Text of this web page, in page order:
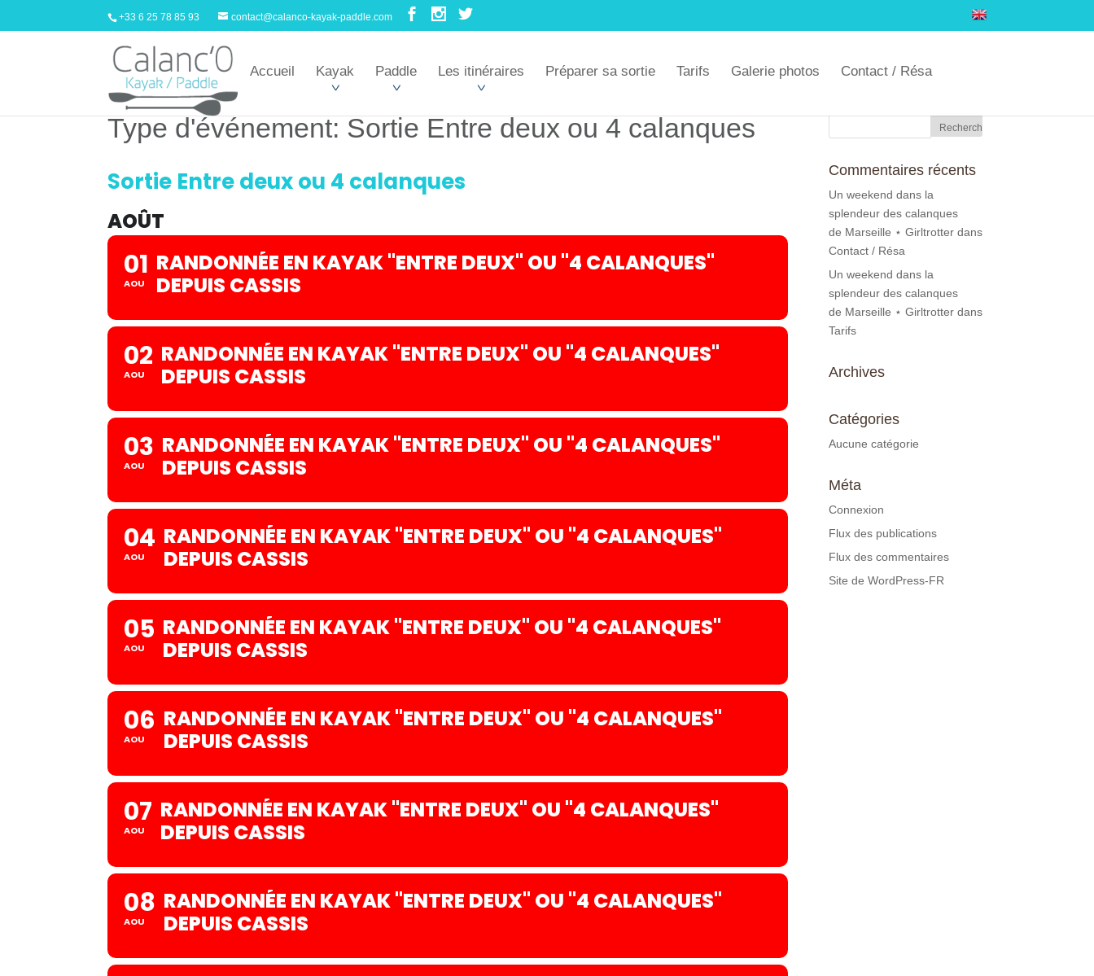
+33 6 25 78 85 93 contact@calanco-kayak-paddle.com
Accueil Kayak Paddle Les itinéraires Préparer sa sortie Tarifs Galerie photos Contact / Résa
Type d'événement: Sortie Entre deux ou 4 calanques
Sortie Entre deux ou 4 calanques
AOÛT
01
AOU
RANDONNÉE EN KAYAK "ENTRE DEUX" OU "4 CALANQUES"
DEPUIS CASSIS
02
AOU
RANDONNÉE EN KAYAK "ENTRE DEUX" OU "4 CALANQUES"
DEPUIS CASSIS
03
AOU
RANDONNÉE EN KAYAK "ENTRE DEUX" OU "4 CALANQUES"
DEPUIS CASSIS
04
AOU
RANDONNÉE EN KAYAK "ENTRE DEUX" OU "4 CALANQUES"
DEPUIS CASSIS
05
AOU
RANDONNÉE EN KAYAK "ENTRE DEUX" OU "4 CALANQUES"
DEPUIS CASSIS
06
AOU
RANDONNÉE EN KAYAK "ENTRE DEUX" OU "4 CALANQUES"
DEPUIS CASSIS
07
AOU
RANDONNÉE EN KAYAK "ENTRE DEUX" OU "4 CALANQUES"
DEPUIS CASSIS
08
AOU
RANDONNÉE EN KAYAK "ENTRE DEUX" OU "4 CALANQUES"
DEPUIS CASSIS
Commentaires récents
Un weekend dans la
splendeur des calanques
de Marseille ⋆ Girltrotter dans
Contact / Résa
Un weekend dans la
splendeur des calanques
de Marseille ⋆ Girltrotter dans
Tarifs
Archives
Catégories
Aucune catégorie
Méta
Connexion
Flux des publications
Flux des commentaires
Site de WordPress-FR